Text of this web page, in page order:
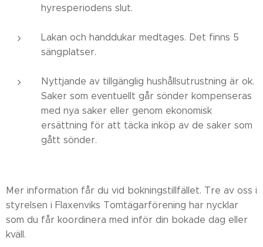
hyresperiodens slut.
Lakan och handdukar medtages. Det finns 5
sängplatser.
Nyttjande av tillgänglig hushållsutrustning är ok.
Saker som eventuellt går sönder kompenseras
med nya saker eller genom ekonomisk
ersättning för att täcka inköp av de saker som
gått sönder.
Mer information får du vid bokningstillfället. Tre av oss i
styrelsen i Flaxenviks Tomtägarförening har nycklar
som du får koordinera med inför din bokade dag eller
kväll.